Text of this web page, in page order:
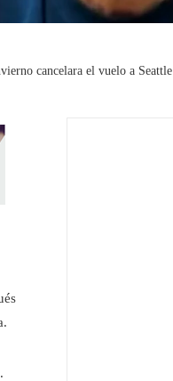
cancelara el vuelo a Seattle